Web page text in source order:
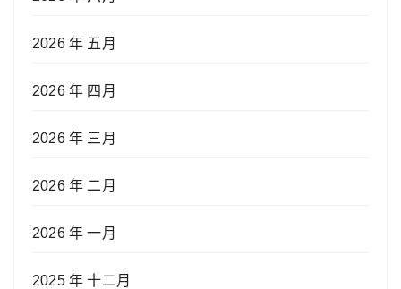
2026 年 五月
2026 年 四月
2026 年 三月
2026 年 二月
2026 年 一月
2025 年 十二月